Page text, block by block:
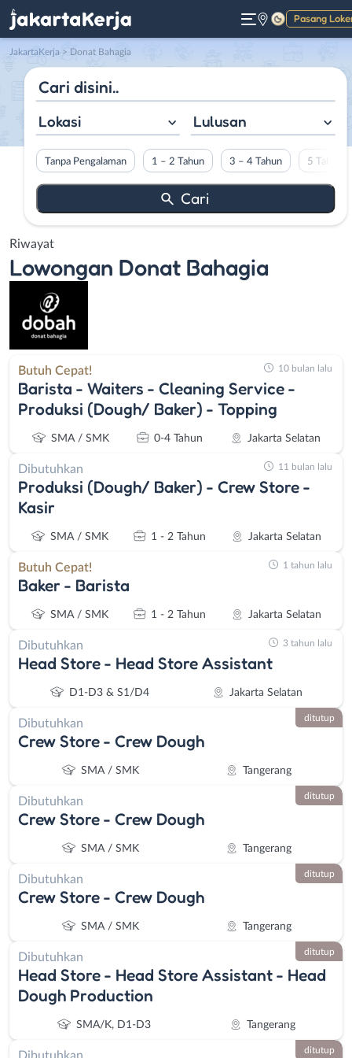
Pasang
Gelap
JakartaKerja > Donat Bahagia
Lokasi Lulusan
Tanpa Pengalaman 1 – 2 Tahun 3 – 4 Tahun 5 Tahun
Riwayat
Lowongan Donat Bahagia
Butuh Cepat!
Barista - Waiters - Cleaning Service -
Produksi (Dough/ Baker) - Topping
SMA / SMK 0-4 Tahun Jakarta Selatan
10 bulan lalu
Dibutuhkan
Produksi (Dough/ Baker) - Crew Store -
Kasir
SMA / SMK 1 - 2 Tahun Jakarta Selatan
11 bulan lalu
Butuh Cepat!
Baker - Barista
SMA / SMK 1 - 2 Tahun Jakarta Selatan
1 tahun lalu
Dibutuhkan
Head Store - Head Store Assistant
D1-D3 & S1/D4 Jakarta Selatan
3 tahun lalu
Dibutuhkan
Crew Store - Crew Dough
SMA / SMK Tangerang
ditutup
Dibutuhkan
Crew Store - Crew Dough
SMA / SMK Tangerang
ditutup
Dibutuhkan
Crew Store - Crew Dough
SMA / SMK Tangerang
ditutup
Dibutuhkan
Head Store - Head Store Assistant - Head
Dough Production
SMA/K, D1-D3 Tangerang
ditutup
ditutup